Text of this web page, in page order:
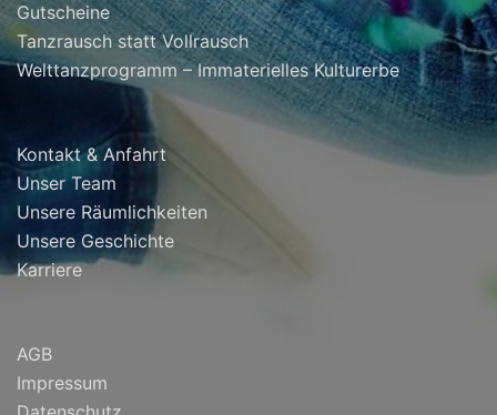
Gutscheine
Tanzrausch statt Vollrausch
Welttanzprogramm – Immaterielles Kulturerbe
Kontakt & Anfahrt
Unser Team
Unsere Räumlichkeiten
Unsere Geschichte
Karriere
AGB
Impressum